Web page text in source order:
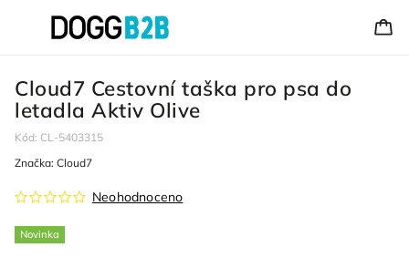
Cloud7 Cestovní taška pro psa do
letadla Aktiv Olive
Kód: CL-5403315
Novinka
Neohodnoceno
Značka: Cloud7